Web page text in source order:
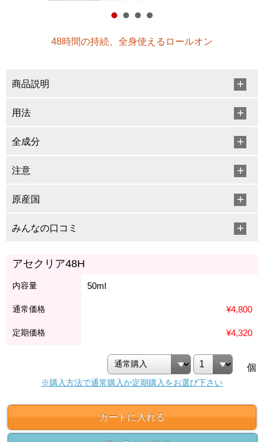
48時間の持続、全身使えるロールオン
商品説明
用法
全成分
注意
原産国
みんなの口コミ
アセクリア48H
内容量 50ml
通常価格 ¥4,800
定期価格 ¥4,320
個
※購入方法で通常購入か定期購入をお選び下さい
カートに入れる